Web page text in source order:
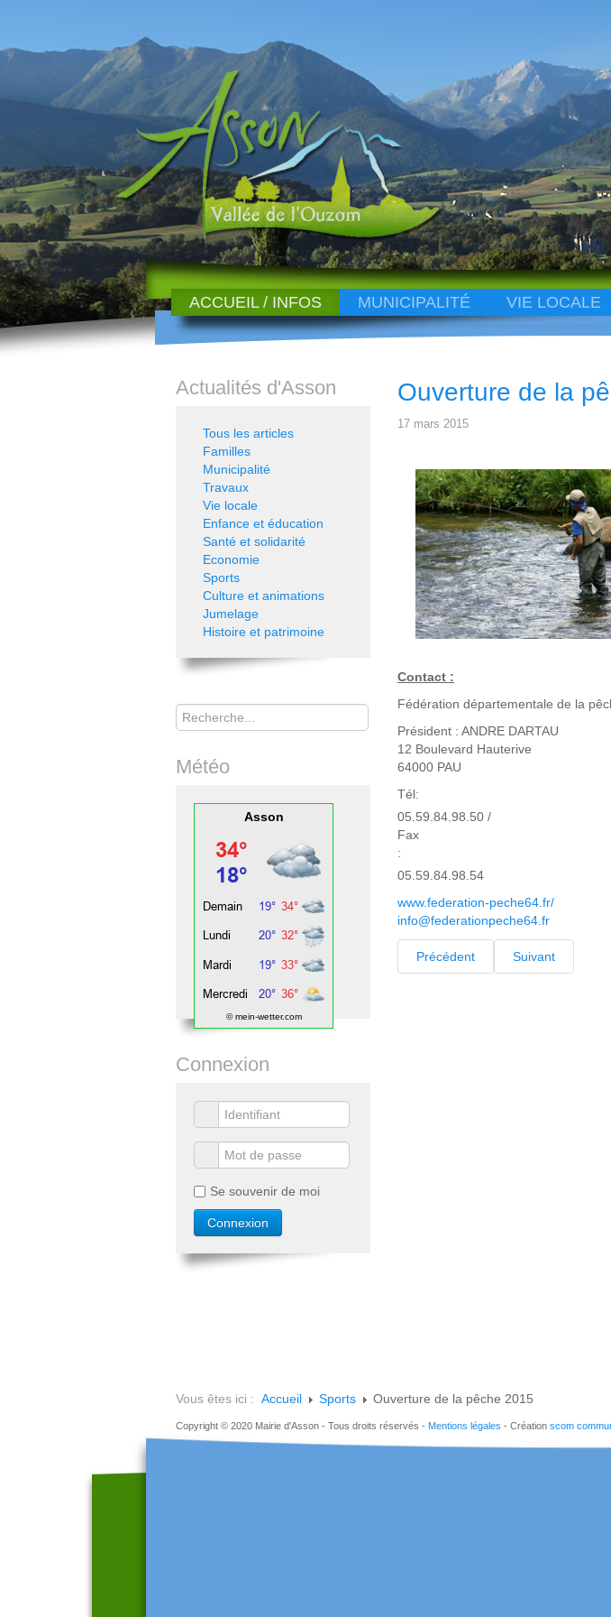
ACCUEIL / INFOS MUNICIPALITÉ VIE LOCALE
Ouverture de la
17 mars 2015
Contact :
Fédération départementale de la
Président : ANDRE DARTAU
12 Boulevard Hauterive
64000 PAU
Tél:
05.59.84.98.50 /
Fax
:
05.59.84.98.54
www.federation-peche64.fr/
info@federationpeche64.fr
Précédent Suivant
Actualités d'Asson
Tous les articles
Familles
Municipalité
Travaux
Vie locale
Enfance et éducation
Santé et solidarité
Economie
Sports
Culture et animations
Jumelage
Histoire et patrimoine
Rechercher
Météo
Asson
© mein-wetter.com
Connexion
Se souvenir de moi
Vous êtes ici : Accueil Sports Ouverture de la pêche 2015
Copyright © 2020 Mairie d'Asson - Tous droits réservés - Mentions légales - Création scom